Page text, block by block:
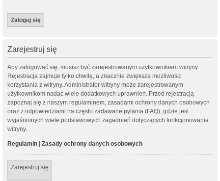
Zarejestruj się
Aby zalogować się, musisz być zarejestrowanym użytkownikiem witryny.
Rejestracja zajmuje tylko chwilę, a znacznie zwiększa możliwości
korzystania z witryny. Administrator witryny może zarejestrowanym
użytkownikom nadać wiele dodatkowych uprawnień. Przed rejestracją
zapoznaj się z naszym regulaminem, zasadami ochrony danych osobowych
oraz z odpowiedziami na często zadawane pytania (FAQ), gdzie jest
wyjaśnionych wiele podstawowych zagadnień dotyczących funkcjonowania
witryny.
Regulamin Zasady ochrony danych osobowych
Zarejestruj się